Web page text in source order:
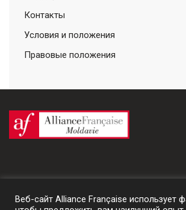
Контакты
Условия и положения
Правовые положения
Веб-сайт Alliance Française использует